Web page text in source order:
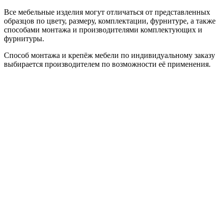
Все мебельные изделия могут отличаться от представленных
образцов по цвету, размеру, комплектации, фурнитуре, а также
способами монтажа и производителями комплектующих и
фурнитуры.
Способ монтажа и крепёж мебели по индивидуальному заказу
выбирается производителем по возможности её применения.